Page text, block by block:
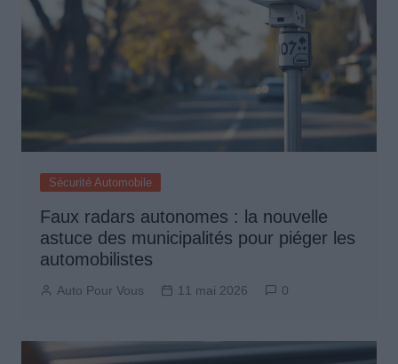
Sécurité Automobile
Faux radars autonomes : la nouvelle
astuce des municipalités pour piéger les
automobilistes
Auto Pour Vous 11 mai 2026 0